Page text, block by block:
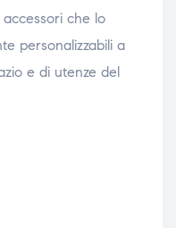
che lo
personalizzabili a
e di utenze del